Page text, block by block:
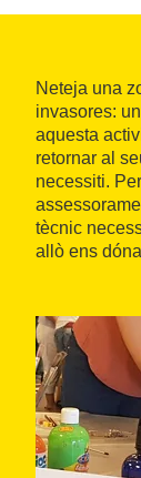
Neteja una
invasores:
aquesta
retornar al
necessiti.
tècnic
allò ens